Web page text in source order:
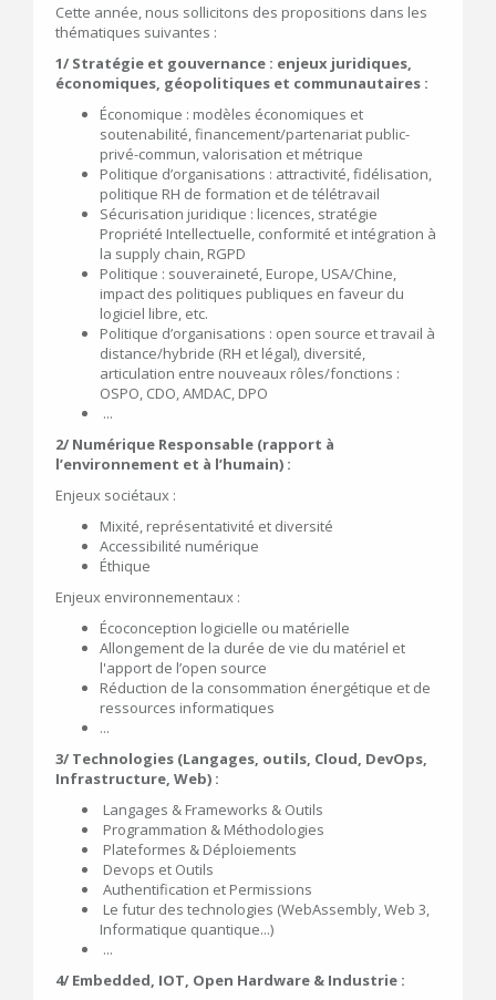
Cette année, nous sollicitons des propositions dans les
thématiques suivantes :
1/ Stratégie et gouvernance : enjeux juridiques,
économiques, géopolitiques et communautaires :
Économique : modèles économiques et
soutenabilité, financement/partenariat public-
privé-commun, valorisation et métrique
Politique d’organisations : attractivité, fidélisation,
politique RH de formation et de télétravail
Sécurisation juridique : licences, stratégie
Propriété Intellectuelle, conformité et intégration à
la supply chain, RGPD
Politique : souveraineté, Europe, USA/Chine,
impact des politiques publiques en faveur du
logiciel libre, etc.
Politique d’organisations : open source et travail à
distance/hybride (RH et légal), diversité,
articulation entre nouveaux rôles/fonctions :
OSPO, CDO, AMDAC, DPO
...
2/ Numérique Responsable (rapport à
l’environnement et à l’humain) :
Enjeux sociétaux :
Mixité, représentativité et diversité
Accessibilité numérique
Éthique
Enjeux environnementaux :
Écoconception logicielle ou matérielle
Allongement de la durée de vie du matériel et
l'apport de l’open source
Réduction de la consommation énergétique et de
ressources informatiques
...
3/ Technologies (Langages, outils, Cloud, DevOps,
Infrastructure, Web) :
Langages & Frameworks & Outils
Programmation & Méthodologies
Plateformes & Déploiements
Devops et Outils
Authentification et Permissions
Le futur des technologies (WebAssembly, Web 3,
Informatique quantique...)
...
4/ Embedded, IOT, Open Hardware & Industrie :